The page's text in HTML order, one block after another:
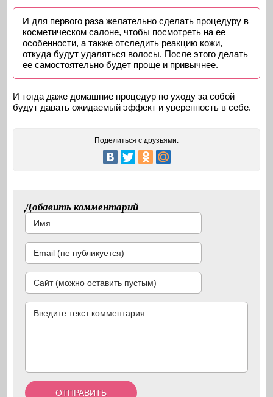
И для первого раза желательно сделать процедуру в
косметическом салоне, чтобы посмотреть на ее
особенности, а также отследить реакцию кожи,
откуда будут удаляться волосы. После этого делать
ее самостоятельно будет проще и привычнее.
И тогда даже домашние процедур по уходу за собой
будут давать ожидаемый эффект и уверенность в себе.
Поделиться с друзьями:
Добавить комментарий